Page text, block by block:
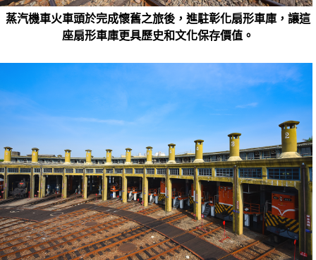
蒸汽機車火車頭於完成懷舊之旅後，進駐彰化扇形車庫，讓這
座扇形車庫更具歷史和文化保存價值。